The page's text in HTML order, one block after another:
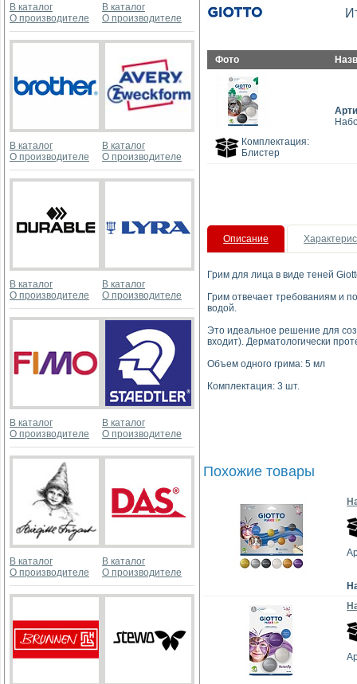
В каталог
О производителе
В каталог
О производителе
В каталог
О производителе
В каталог
О производителе
В каталог
О производителе
В каталог
О производителе
В каталог
О производителе
В каталог
О производителе
В каталог
О производителе
В каталог
О производителе
Фото
Комплектация:
Блистер
Описание
Грим для лица в виде теней
Грим отвечает требованиям и
водой.
Это идеальное решение для
входит). Дерматологически
Объем одного грима: 5 мл
Комплектация: 3 шт.
Похожие товары